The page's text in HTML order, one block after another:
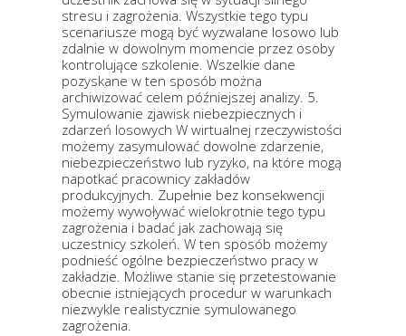
stresu i zagrożenia. Wszystkie tego typu
scenariusze mogą być wyzwalane losowo lub
zdalnie w dowolnym momencie przez osoby
kontrolujące szkolenie. Wszelkie dane
pozyskane w ten sposób można
archiwizować celem późniejszej analizy. 5.
Symulowanie zjawisk niebezpiecznych i
zdarzeń losowych W wirtualnej rzeczywistości
możemy zasymulować dowolne zdarzenie,
niebezpieczeństwo lub ryzyko, na które mogą
napotkać pracownicy zakładów
produkcyjnych. Zupełnie bez konsekwencji
możemy wywoływać wielokrotnie tego typu
zagrożenia i badać jak zachowają się
uczestnicy szkoleń. W ten sposób możemy
podnieść ogólne bezpieczeństwo pracy w
zakładzie. Możliwe stanie się przetestowanie
obecnie istniejących procedur w warunkach
niezwykle realistycznie symulowanego
zagrożenia.